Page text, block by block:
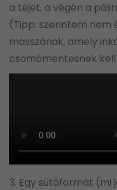
a tejet, a végén a
(Tipp: szerintem nem
masszának, amely
csomómentesnek kell
3. Egy sütőformát